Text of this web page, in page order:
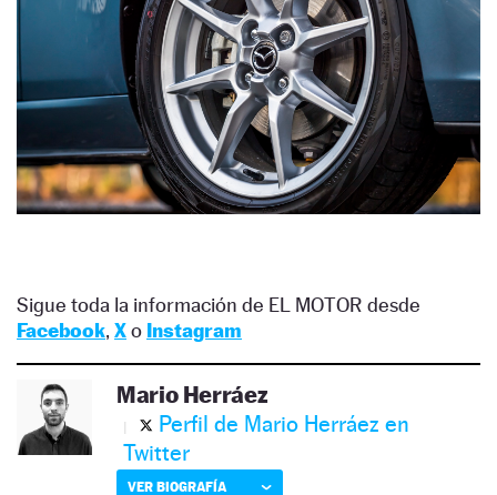
Sigue toda la información de EL MOTOR desde
Facebook, Xo Instagram
Mario Herráez
Perfil de Mario Herráez en
Twitter
VER BIOGRAFÍA